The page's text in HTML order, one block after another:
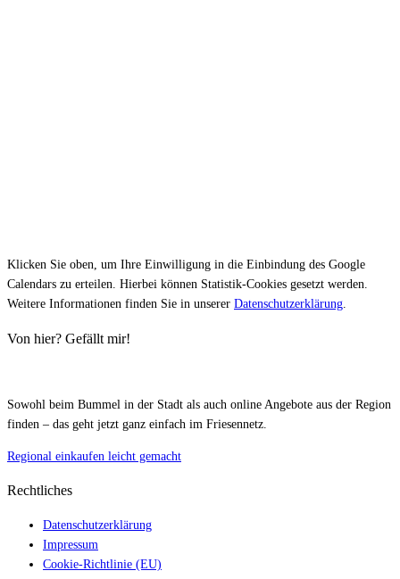
Klicken Sie oben, um Ihre Einwilligung in die Einbindung des Google
Calendars zu erteilen. Hierbei können Statistik-Cookies gesetzt werden.
Weitere Informationen finden Sie in unserer Datenschutzerklärung.
Von hier? Gefällt mir!
Sowohl beim Bummel in der Stadt als auch online Angebote aus der Region
finden – das geht jetzt ganz einfach im Friesennetz.
Regional einkaufen leicht gemacht
Rechtliches
Datenschutzerklärung
Impressum
Cookie-Richtlinie (EU)